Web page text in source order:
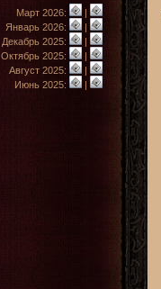
Март 2026:
|
Январь 2026:
|
Декабрь 2025:
|
Октябрь 2025:
|
Август 2025:
|
Июнь 2025:
|